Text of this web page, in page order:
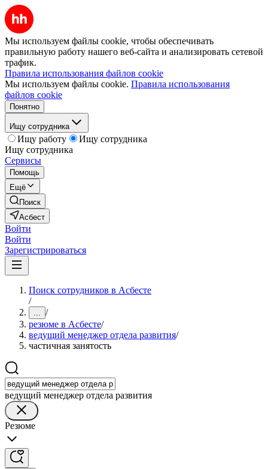
Мы используем файлы cookie, чтобы обеспечивать
правильную работу нашего веб-сайта и анализировать сетевой
трафик.
Правила использования файлов cookie
Мы используем файлы cookie. Правила использования
файлов cookie
Понятно
Ищу сотрудника
Ищу работу
Ищу сотрудника
Ищу сотрудника
Сервисы
Помощь
Ещё
Поиск
Асбест
Войти
Войти
Зарегистрироваться
Поиск сотрудников в Асбесте
/
... /
резюме в Асбесте/
ведущий менеджер отдела развития/
частичная занятость
ведущий менеджер отдела развития
Резюме